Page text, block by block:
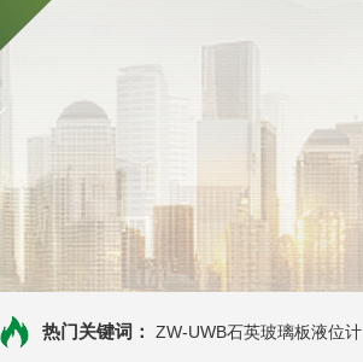
热门关键词： ZW-UWB石英玻璃板液位计